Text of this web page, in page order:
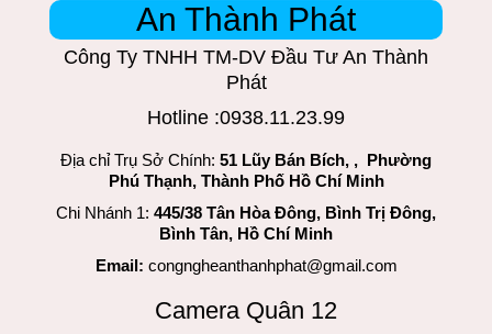
An Thành Phát
Công Ty TNHH TM-DV Đầu Tư An Thành
Phát
Hotline :0938.11.23.99
Địa chỉ Trụ Sở Chính: 51 Lũy Bán Bích, , Phường
Phú Thạnh, Thành Phố Hồ Chí Minh
Chi Nhánh 1: 445/38 Tân Hòa Đông, Bình Trị Đông,
Bình Tân, Hồ Chí Minh
Email: congngheanthanhphat@gmail.com
Camera Quân 12